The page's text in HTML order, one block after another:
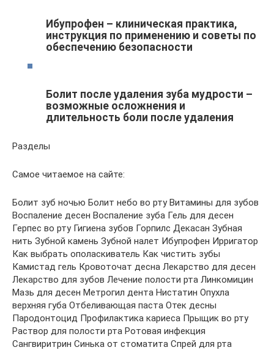
Ибупрофен – клиническая практика,
инструкция по применению и советы по
обеспечению безопасности
Болит после удаления зуба мудрости –
возможные осложнения и
длительность боли после удаления
Разделы
Самое читаемое на сайте:
Болит зуб ночью Болит небо во рту Витамины для зубов
Воспаление десен Воспаление зуба Гель для десен
Герпес во рту Гигиена зубов Горпилс Декасан Зубная
нить Зубной камень Зубной налет Ибупрофен Ирригатор
Как выбрать ополаскиватель Как чистить зубы
Камистад гель Кровоточат десна Лекарство для десен
Лекарство для зубов Лечение полости рта Линкомицин
Мазь для десен Метрогил дента Нистатин Опухла
верхняя губа Отбеливающая паста Отек десны
Пародонтоцид Профилактика кариеса Прыщик во рту
Раствор для полости рта Ротовая инфекция
Сангвиритрин Синька от стоматита Спрей для рта